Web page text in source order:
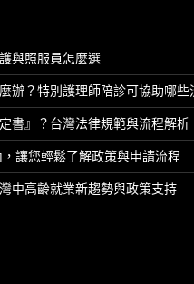
與照服員怎麼選
辦？特別護理師陪診可協助哪些
書』？台灣法律規範與流程解析
讓您輕鬆了解政策與申請流程
中高齡就業新趨勢與政策支持